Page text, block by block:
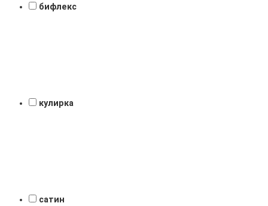
бифлекс
кулирка
сатин